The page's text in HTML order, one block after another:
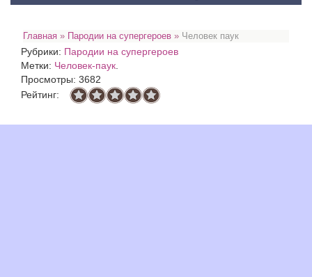
Главная » Пародии на супергероев » Человек паук
Рубрики: Пародии на супергероев
Метки: Человек-паук
Просмотры: 3682
Рейтинг: